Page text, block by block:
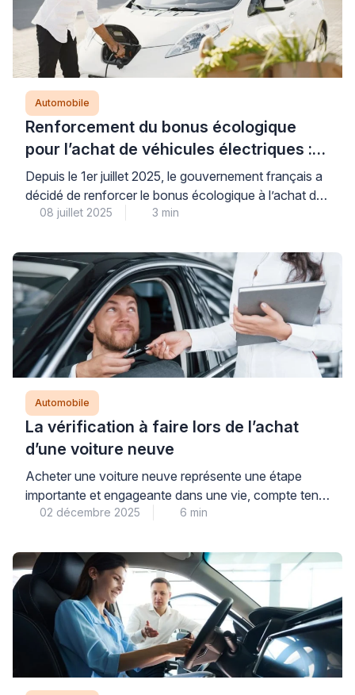
Automobile
Renforcement du bonus écologique
pour l’achat de véhicules électriques :
une aubaine pour les automobilistes
Depuis le 1er juillet 2025, le gouvernement français a
décidé de renforcer le bonus écologique à l’achat de
véhicules électriques, poursuivant ainsi sa lutte
dans la transition énergétique. Cette mesure phare
permet désormais à de nombreux ménages
d’accéder plus facilement à la mobilité propre, tout en
dynamisant le marché automobile. Ce […]
08 juillet 2025 3 min
Automobile
La vérification à faire lors de l’achat
d’une voiture neuve
Acheter une voiture neuve représente une étape
importante et engageante dans une vie, compte tenu
du coût d’acquisition élevé d’un nouveau véhicule.
garantir une faible consommation ou bénéficier d’une
garantie constructeur, l’achat d’un véhicule neuf
demande une vigilance particulière ! Que vous
passiez par un mandataire auto, un […]
02 décembre 2025 6 min